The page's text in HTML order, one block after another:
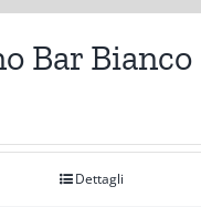
Bar Bianco
Dettagli